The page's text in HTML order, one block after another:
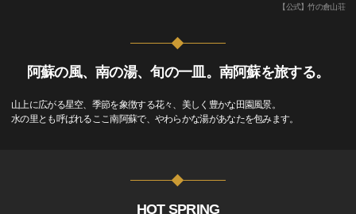
【公式】竹の倉山荘
阿蘇の風、南の湯、旬の一皿。南阿蘇を旅する。
山上に広がる星空、季節を象徴する花々、美しく豊かな田園風景。
水の里とも呼ばれるここ南阿蘇で、やわらかな湯があなたを包みます。
HOT SPRING